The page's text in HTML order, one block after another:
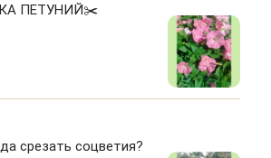
ПЕТУНИЙ✂️
срезать соцветия?